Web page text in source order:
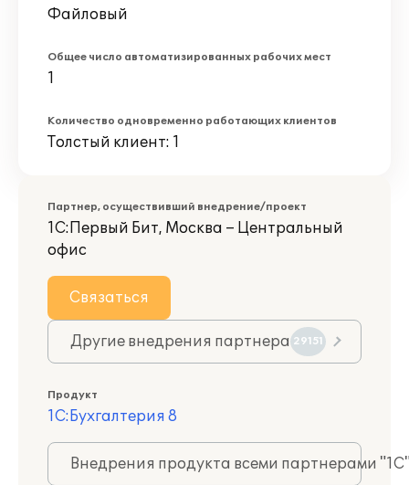
Файловый
Общее число автоматизированных рабочих мест
1
Количество одновременно работающих клиентов
Толстый клиент: 1
Партнер, осуществивший внедрение/проект
1С:Первый Бит, Москва – Центральный
офис
Связаться
Другие внедрения партнера 29151
Продукт
1С:Бухгалтерия 8
Внедрения продукта всеми партнерами